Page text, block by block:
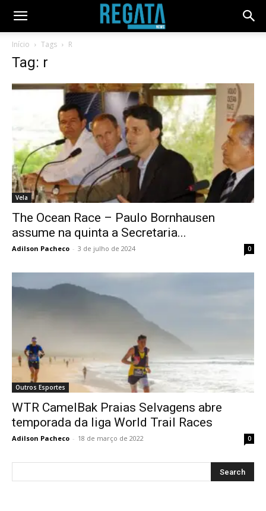
Início Tags R
Tag: r
Vela
The Ocean Race – Paulo Bornhausen
assume na quinta a Secretaria...
Adilson Pacheco - 3 de julho de 2024 0
Outros Esportes
WTR CamelBak Praias Selvagens abre
temporada da liga World Trail Races
Adilson Pacheco - 18 de março de 2022 0